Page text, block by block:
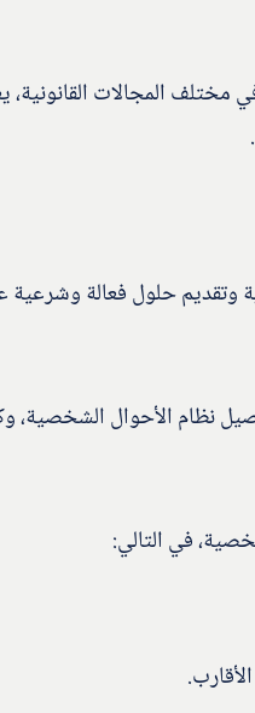
المجالات القانونية،
حلول فعالة وشرعية
نظام الأحوال الشخصية،
في التالي: